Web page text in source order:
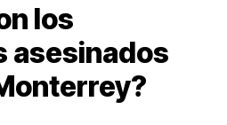
los
asesinados